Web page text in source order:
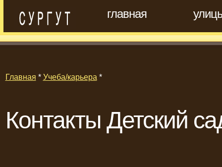
главная
Главная * Учеба/карьера *
Контакты Детский